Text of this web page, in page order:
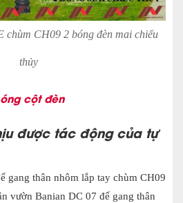
chùm CH09 2 bóng đèn mai chiếu
thủy
cột đèn
được tác động của tự
gang thân nhôm lắp tay chùm CH09
vườn Banian DC 07 đế gang thân